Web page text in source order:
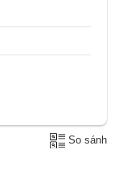
So sánh